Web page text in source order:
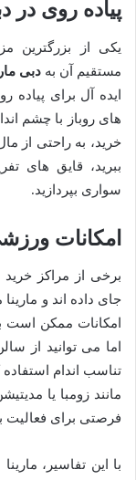
پیاده روی در
یکی از بزرگترین
مستقیم آن به دبی
ایده آل برای
های روباز با چشم
خرید، به راحتی از
ببرید، قایق های
سواری بپردازید.
امکانات
برخی از مراکز
جای داده اند و
امکانات ممکن
اما می توانید از
تناسب اندام
مانند زومبا یا
فرصتی برای فعالیت
با این تفاسیر،